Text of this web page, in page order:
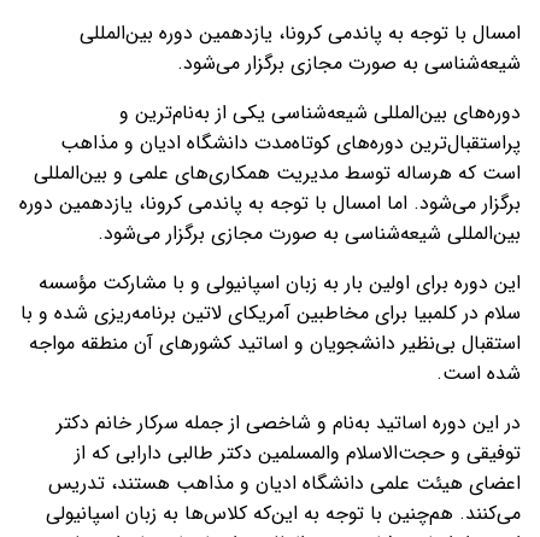
امسال با توجه به پاندمی کرونا، یازدهمین دوره بین‌المللی
شیعه‌شناسی به صورت مجازی برگزار می‌شود.
دوره‌های بین‌المللی شیعه‌شناسی یکی از به‌نام‌ترین و
پراستقبال‌ترین دوره‌های کوتاه‌مدت دانشگاه ادیان و مذاهب
است که هرساله توسط مدیریت همکاری‌های علمی و بین‌المللی
برگزار می‌شود. اما امسال با توجه به پاندمی کرونا، یازدهمین دوره
بین‌المللی شیعه‌شناسی به صورت مجازی برگزار می‌شود.
این دوره برای اولین بار به زبان اسپانیولی و با مشارکت مؤسسه
سلام در کلمبیا برای مخاطبین آمریکای لاتین برنامه‌ریزی شده و با
استقبال بی‌نظیر دانشجویان و اساتید کشورهای آن منطقه مواجه
شده است.
در این دوره اساتید به‌نام و شاخصی از جمله سرکار خانم دکتر
توفیقی و حجت‌الاسلام والمسلمین دکتر طالبی دارابی که از
اعضای هیئت علمی دانشگاه ادیان و مذاهب هستند، تدریس
می‌کنند. هم‌چنین با توجه به این‌که کلاس‌ها به زبان اسپانیولی